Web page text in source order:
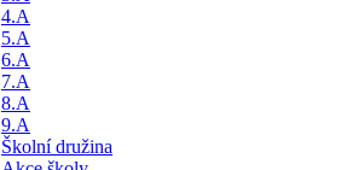
4.A
5.A
6.A
7.A
8.A
9.A
Školní družina